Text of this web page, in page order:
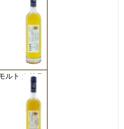
ルト カリラ